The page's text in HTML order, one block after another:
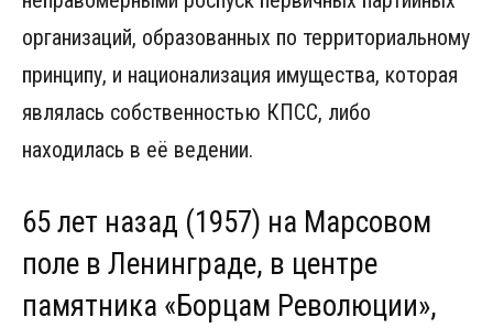
организаций, образованных по территориальному
принципу, и национализация имущества, которая
являлась собственностью КПСС, либо
находилась в её ведении.
65 лет назад (1957) на Марсовом
поле в Ленинграде, в центре
памятника «Борцам Революции»,